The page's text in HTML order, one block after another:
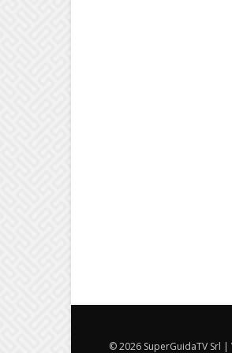
© 2026 SuperGuidaTV Srl |